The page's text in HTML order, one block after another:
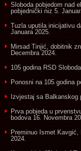
Sloboda pobjedom nad
pobjednički niz 5.
Tuzla uputila inicijativu
Januara 2025.
Mirsad Tinjić, dobitnik
Decembra 2024.
105 godina RSD Sloboda
Ponosni na 105 godina
Izvjestaj sa Balkanskog
Prva pobjeda u
bodova 16. Novembra
Preminuo Ismet
2024.